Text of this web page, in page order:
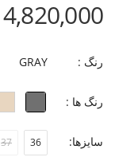
4,820,000 تومان
رنگ : GRAY
رنگ ها :
سایزها: 36
37